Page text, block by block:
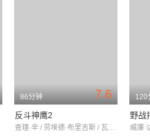
7.6
86分钟
反斗神鹰2
查理·辛 / 劳埃德·布里吉斯 / 瓦莱丽亚·戈利诺
120
野战
威廉·